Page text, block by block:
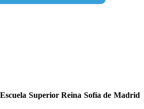
Superior Reina Sofía de Madrid